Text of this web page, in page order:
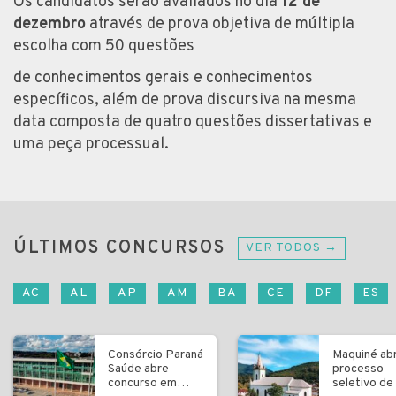
dezembro através de prova objetiva de múltipla
escolha com 50 questões
de conhecimentos gerais e conhecimentos
específicos, além de prova discursiva na mesma
data composta de quatro questões dissertativas e
uma peça processual.
ÚLTIMOS CONCURSOS VER TODOS →
AC AL AP AM BA CE DF ES
Consórcio Paraná
Saúde abre
concurso em
Maquiné
processo
seletivo de